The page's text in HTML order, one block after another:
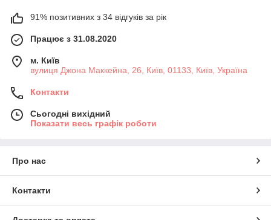
91% позитивних з 34 відгуків за рік
Працює з 31.08.2020
м. Київ
вулиця Джона Маккейна, 26, Київ, 01133, Київ, Україна
Контакти
Сьогодні вихідний
Показати весь графік роботи
Про нас
Контакти